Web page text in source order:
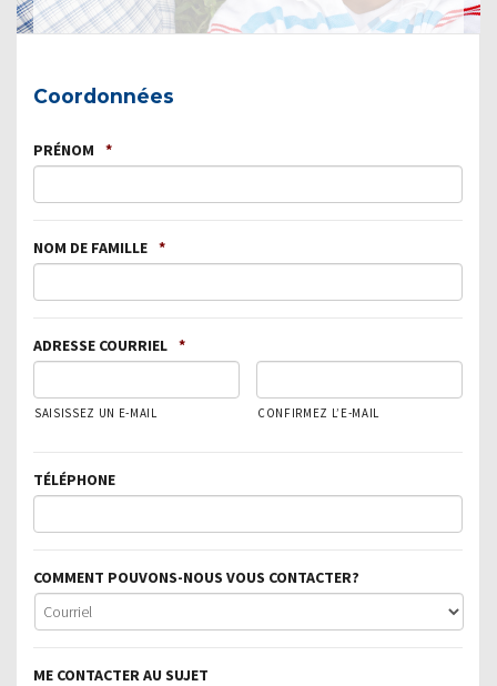
Coordonnées
PRÉNOM *
NOM DE FAMILLE *
ADRESSE COURRIEL *
SAISISSEZ UN E-MAIL CONFIRMEZ L’E-MAIL
TÉLÉPHONE
COMMENT POUVONS-NOUS VOUS CONTACTER?
ME CONTACTER AU SUJET